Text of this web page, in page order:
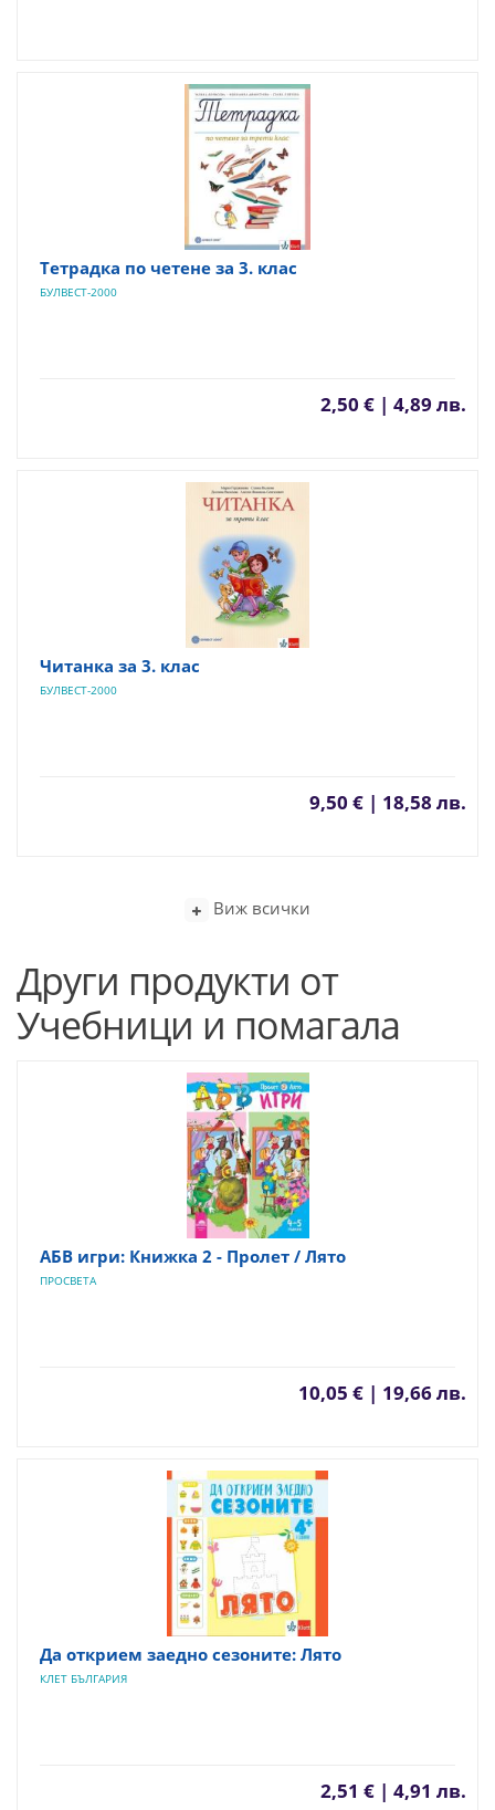
Тетрадка по четене за 3. клас
БУЛВЕСТ-2000
2,50 € | 4,89 лв.
Читанка за 3. клас
БУЛВЕСТ-2000
9,50 € | 18,58 лв.
Виж всички
Други продукти от
Учебници и помагала
АБВ игри: Книжка 2 - Пролет / Лято
ПРОСВЕТА
10,05 € | 19,66 лв.
Да открием заедно сезоните: Лято
КЛЕТ БЪЛГАРИЯ
2,51 € | 4,91 лв.